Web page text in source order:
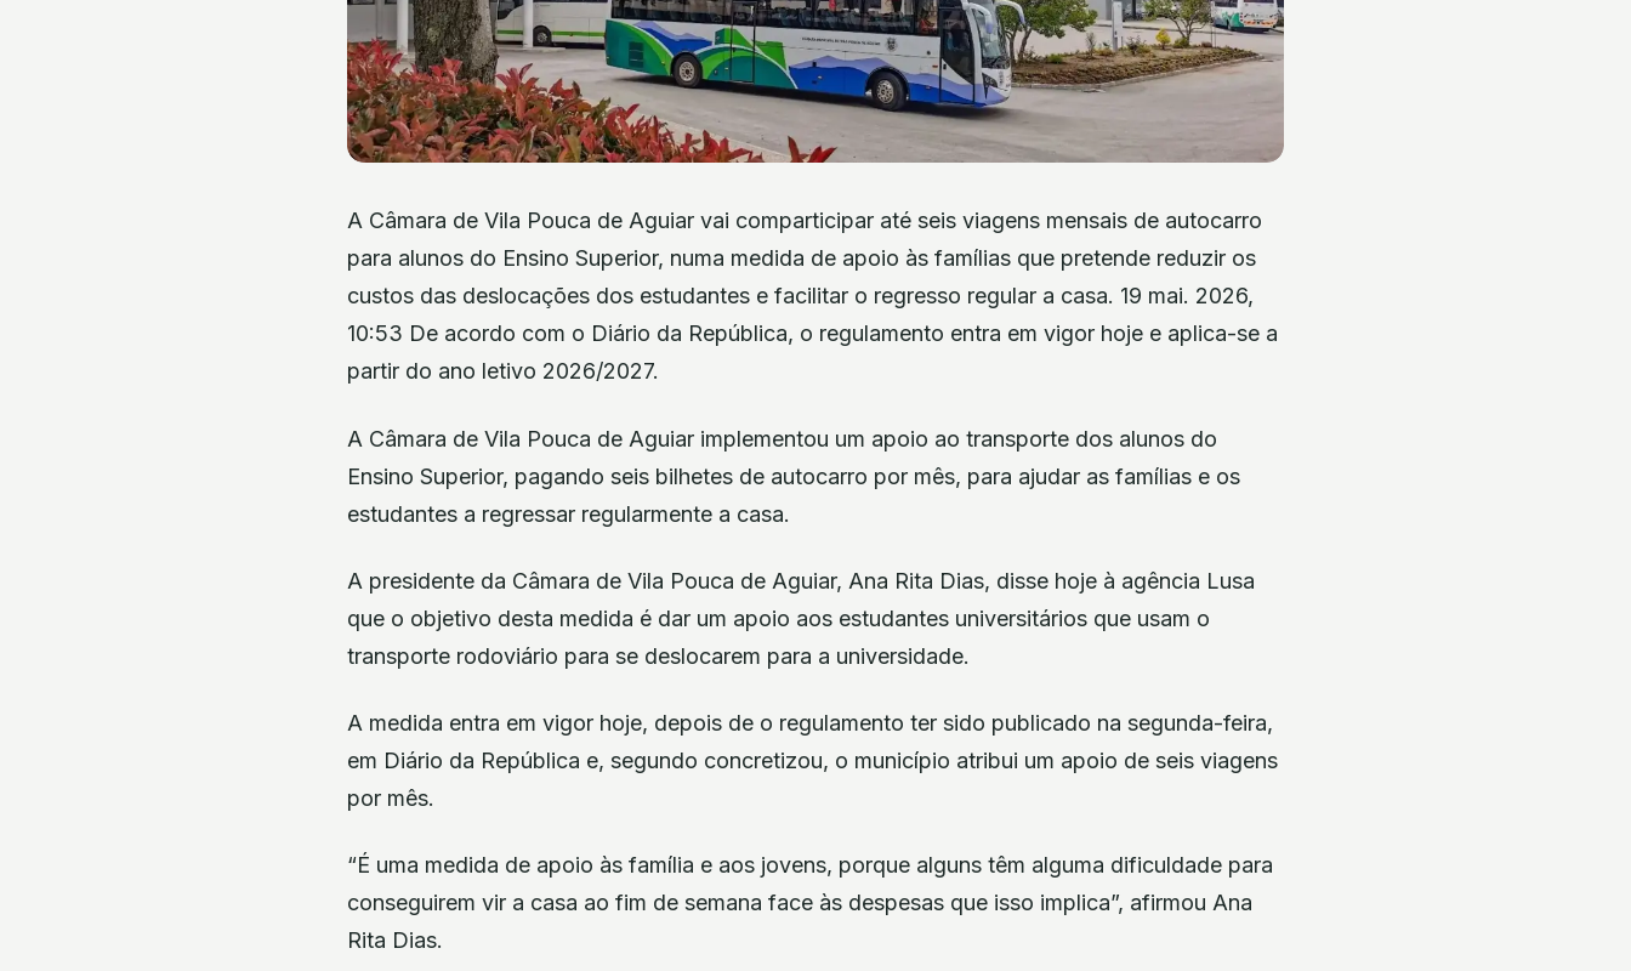
A Câmara de Vila Pouca de Aguiar vai comparticipar até seis viagens mensais de autocarro
para alunos do Ensino Superior, numa medida de apoio às famílias que pretende reduzir os
custos das deslocações dos estudantes e facilitar o regresso regular a casa. 19 mai. 2026,
10:53 De acordo com o Diário da República, o regulamento entra em vigor hoje e aplica-se a
partir do ano letivo 2026/2027.
A Câmara de Vila Pouca de Aguiar implementou um apoio ao transporte dos alunos do
Ensino Superior, pagando seis bilhetes de autocarro por mês, para ajudar as famílias e os
estudantes a regressar regularmente a casa.
A presidente da Câmara de Vila Pouca de Aguiar, Ana Rita Dias, disse hoje à agência Lusa
que o objetivo desta medida é dar um apoio aos estudantes universitários que usam o
transporte rodoviário para se deslocarem para a universidade.
A medida entra em vigor hoje, depois de o regulamento ter sido publicado na segunda-feira,
em Diário da República e, segundo concretizou, o município atribui um apoio de seis viagens
por mês.
“É uma medida de apoio às família e aos jovens, porque alguns têm alguma dificuldade para
conseguirem vir a casa ao fim de semana face às despesas que isso implica”, afirmou Ana
Rita Dias.